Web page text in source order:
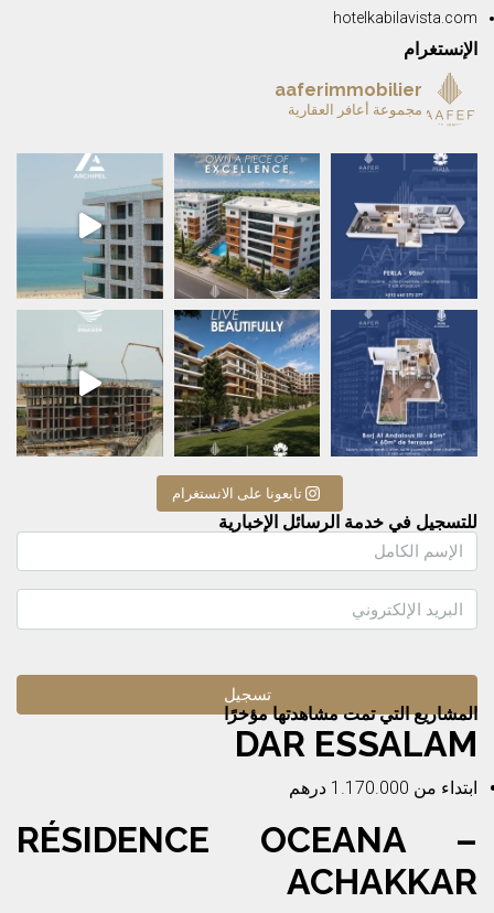
hotelkabilavista.com
الإنستغرام
aaferimmobilier
مجموعة أعافر العقارية
A remarkable home is
✨ ARCHIPEL — L’été à Tanger prend une nou
A beautiful life begins
تابعونا على الانستغرام
للتسجيل في خدمة الرسائل الإخبارية
المشاريع التي تمت مشاهدتها مؤخرًا
DAR ESSALAM
ابتداء من 1.170.000 درهم
RÉSIDENCE OCEANA –
ACHAKKAR